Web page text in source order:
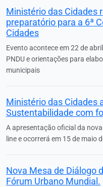
Ministério das Cidades
preparatório para a 6ª
Cidades
Evento acontece em 22 de
PNDU e orientações para
municipais
Ministério das Cidades
Sustentabilidade com
A apresentação oficial da
line e ocorrerá em 15 de maio
Nova Mesa de Diálogo
Fórum Urbano Mundial.